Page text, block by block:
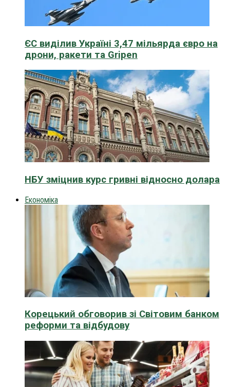
ЄС виділив Україні 3,47 мільярда євро на
дрони, ракети та Gripen
НБУ зміцнив курс гривні відносно долара
Економіка
Корецький обговорив зі Світовим банком
реформи та відбудову